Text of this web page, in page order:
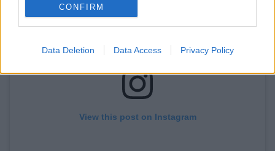
CONFIRM
Data Deletion Data Access Privacy Policy
View this post on Instagram